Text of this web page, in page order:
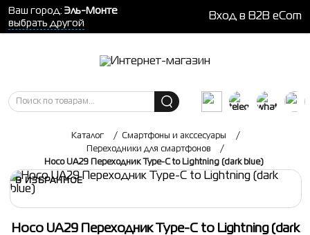
Ваш город: Эль-Монте
выбрать другой
Вход в B2B eCom
Каталог / Смартфоны и акссесуары
/
Переходники для смартфонов
/
Hoco UA29 Переходник Type-C to Lightning (dark blue)
В ИЗБРАННОЕ
Hoco UA29 Переходник Type-C to Lightning (dark